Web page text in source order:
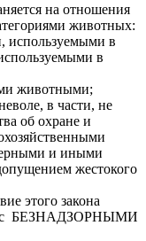
на отношения
животных:
в
в
животными;
в части, не
об охране и
и иными
жестокого
этого закона
с БЕЗНАДЗОРНЫМИ